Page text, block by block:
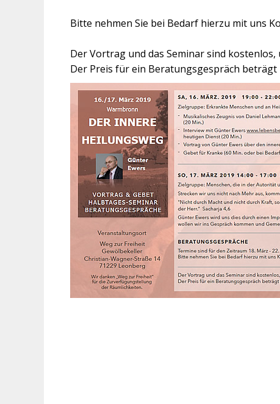
Bitte nehmen Sie bei Bedarf hierzu mit uns
Der Vortrag und das Seminar sind kostenlos,
Der Preis für ein Beratungsgespräch beträgt